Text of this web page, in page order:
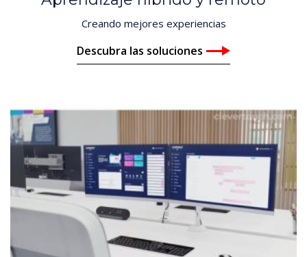
Creando mejores experiencias
Descubra las soluciones